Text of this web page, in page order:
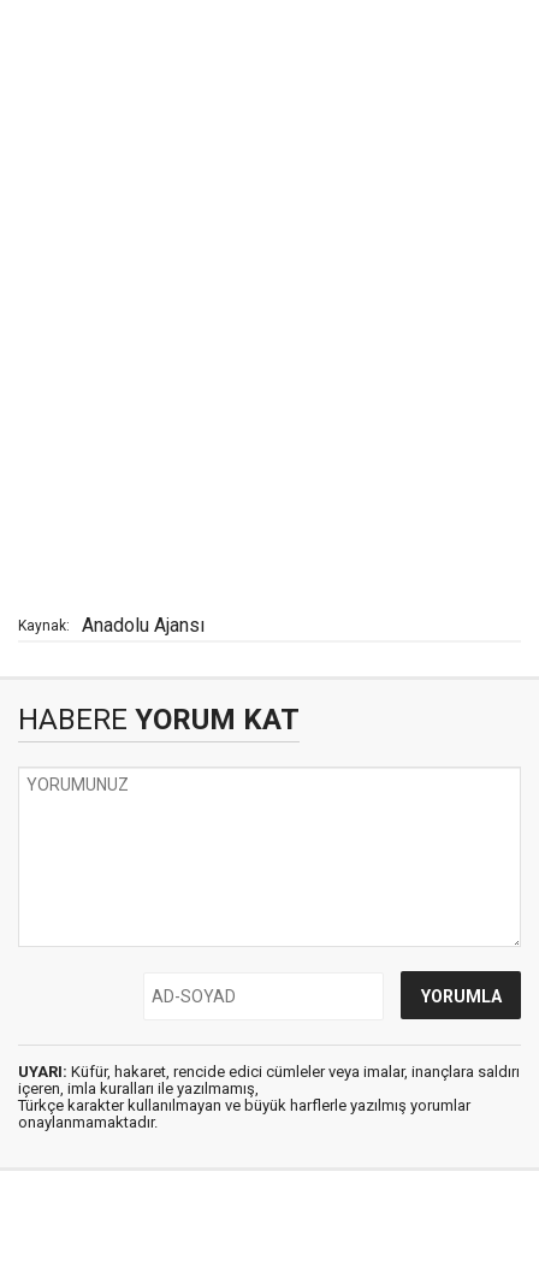
Kaynak: Anadolu Ajansı
HABERE YORUM KAT
UYARI: Küfür, hakaret, rencide edici cümleler veya imalar, inançlara saldırı
içeren, imla kuralları ile yazılmamış,
Türkçe karakter kullanılmayan ve büyük harflerle yazılmış yorumlar
onaylanmamaktadır.